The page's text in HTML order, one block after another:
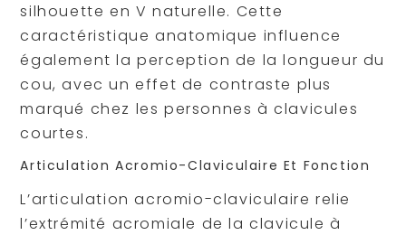
silhouette en V naturelle. Cette
caractéristique anatomique influence
également la perception de la longueur du
cou, avec un effet de contraste plus
marqué chez les personnes à clavicules
courtes.
Articulation Acromio-Claviculaire Et Fonction
L’articulation acromio-claviculaire relie
l’extrémité acromiale de la clavicule à